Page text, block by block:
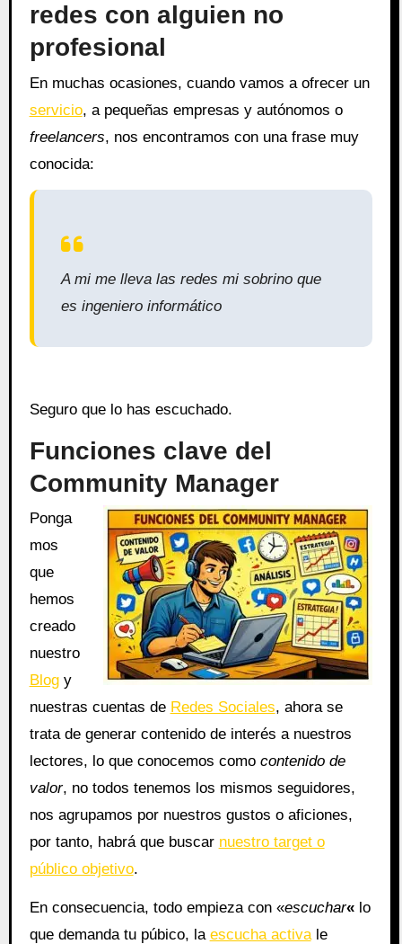
redes con alguien no
profesional
En muchas ocasiones, cuando vamos a ofrecer un
servicio, a pequeñas empresas y autónomos o
freelancers, nos encontramos con una frase muy
conocida:
A mi me lleva las redes mi sobrino que
es ingeniero informático
Seguro que lo has escuchado.
Funciones clave del
Community Manager
Ponga
mos
que
hemos
creado
nuestro
Blogy
nuestras cuentas de Redes Sociales, ahora se
trata de generar contenido de interés a nuestros
lectores, lo que conocemos como contenido de
valor, no todos tenemos los mismos seguidores,
nos agrupamos por nuestros gustos o aficiones,
por tanto, habrá que buscar nuestro target o
público objetivo.
En consecuencia, todo empieza con «escuchar«lo
que demanda tu púbico, la escucha activale